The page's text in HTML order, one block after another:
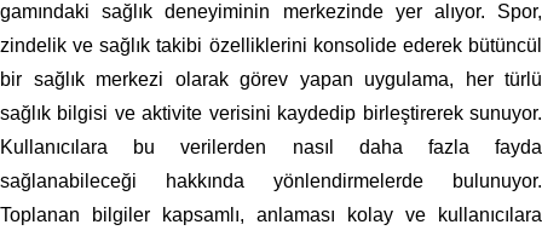
gamındaki sağlık deneyiminin merkezinde yer alıyor. Spor,
zindelik ve sağlık takibi özelliklerini konsolide ederek bütüncül
bir sağlık merkezi olarak görev yapan uygulama, her türlü
sağlık bilgisi ve aktivite verisini kaydedip birleştirerek sunuyor.
Kullanıcılara bu verilerden nasıl daha fazla fayda
sağlanabileceği hakkında yönlendirmelerde bulunuyor.
Toplanan bilgiler kapsamlı, anlaması kolay ve kullanıcılara